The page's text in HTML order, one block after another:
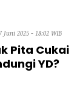
Juni 2025 - 18:02 WIB
Pita
YD?